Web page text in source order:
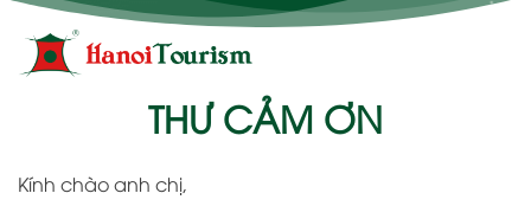
qua
THƯ CẢM ƠN
Kính chào anh chị,